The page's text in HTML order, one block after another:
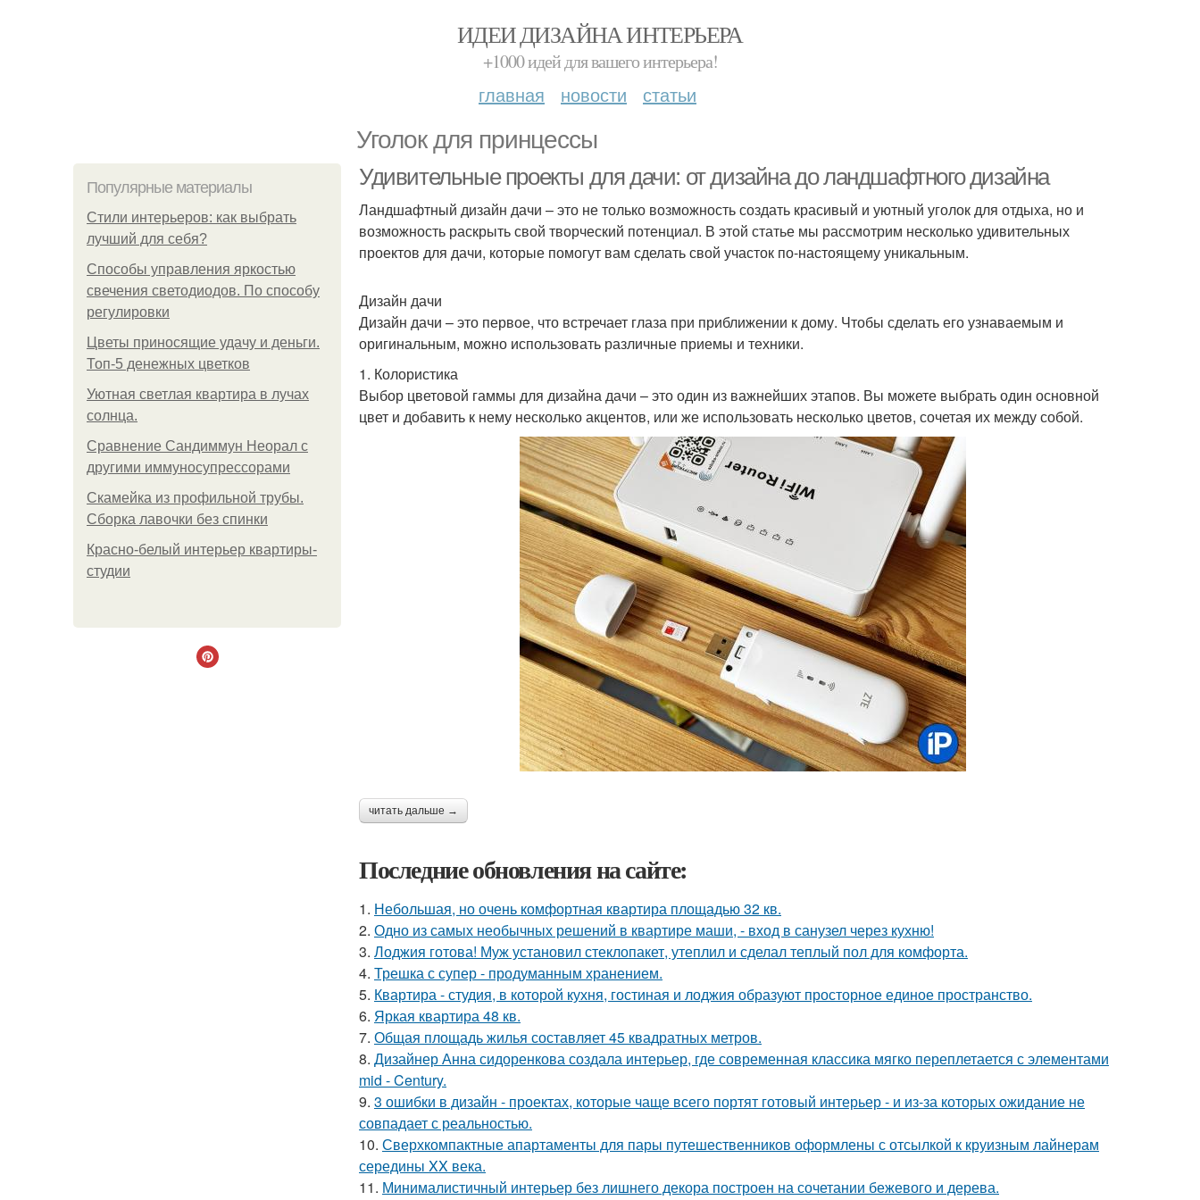
ИДЕИ ДИЗАЙНА ИНТЕРЬЕРА
+1000 идей для вашего интерьера!
главная новости статьи
Уголок для принцессы
Популярные материалы
Стили интерьеров: как выбрать
лучший для себя?
Способы управления яркостью
свечения светодиодов. По способу
регулировки
Цветы приносящие удачу и деньги.
Топ-5 денежных цветков
Уютная светлая квартира в лучах
солнца.
Сравнение Сандиммун Неорал с
другими иммуносупрессорами
Скамейка из профильной трубы.
Сборка лавочки без спинки
Красно-белый интерьер квартиры-
студии
Удивительные проекты для дачи: от дизайна до ландшафтного дизайна
Ландшафтный дизайн дачи – это не только возможность создать красивый и уютный уголок для отдыха, но и
возможность раскрыть свой творческий потенциал. В этой статье мы рассмотрим несколько удивительных
проектов для дачи, которые помогут вам сделать свой участок по-настоящему уникальным.
Дизайн дачи
Дизайн дачи – это первое, что встречает глаза при приближении к дому. Чтобы сделать его узнаваемым и
оригинальным, можно использовать различные приемы и техники.
1. Колористика
Выбор цветовой гаммы для дизайна дачи – это один из важнейших этапов. Вы можете выбрать один основной
цвет и добавить к нему несколько акцентов, или же использовать несколько цветов, сочетая их между собой.
читать дальше →
Последние обновления на сайте:
1. Небольшая, но очень комфортная квартира площадью 32 кв.
2. Одно из самых необычных решений в квартире маши, - вход в санузел через кухню!
3. Лоджия готова! Муж установил стеклопакет, утеплил и сделал теплый пол для комфорта.
4. Трешка с супер - продуманным хранением.
5. Квартира - студия, в которой кухня, гостиная и лоджия образуют просторное единое пространство.
6. Яркая квартира 48 кв.
7. Общая площадь жилья составляет 45 квадратных метров.
8. Дизайнер Анна сидоренкова создала интерьер, где современная классика мягко переплетается с элементами
mid - Century.
9. 3 ошибки в дизайн - проектах, которые чаще всего портят готовый интерьер - и из-за которых ожидание не
совпадает с реальностью.
10. Сверхкомпактные апартаменты для пары путешественников оформлены с отсылкой к круизным лайнерам
середины XX века.
11. Минималистичный интерьер без лишнего декора построен на сочетании бежевого и дерева.